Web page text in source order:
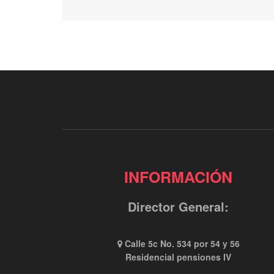
INFORMACIÓN
Director General:
Calle 5c No. 534 por 54 y 56
Residencial pensiones IV